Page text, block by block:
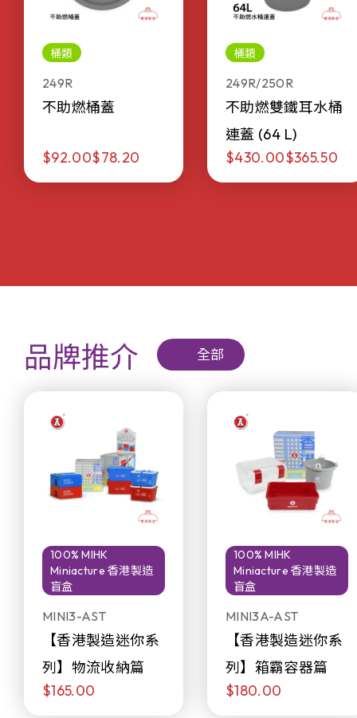
桶類
249R
不助燃桶蓋
$92.00$78.20
桶類
249R/250R
不助燃雙鐵耳水桶
連蓋 (64 L)
$430.00$365.50
品牌推介 全部
100% MIHK
Miniacture 香港製造
盲盒
MINI3-AST
【香港製造迷你系
列】物流收納篇
$165.00
100% MIHK
Miniacture 香港製造
盲盒
MINI3A-AST
【香港製造迷你系
列】箱霸容器篇
$180.00